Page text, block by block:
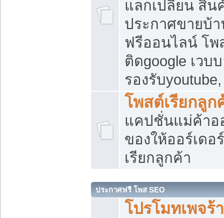
แลกเปลี่ยน สิน
ประกาศขายบ้
ฟรีออนไลน์ โพ
ติดgoogle เวบ
รองรับ
โพสต์เรียกลูก
แคปชั่นแม่ค้าอ
ของให้ออร์เดอ
เรียกลูกค้า
ประกาศฟรี โพส SEO
โปรโมทเพจร้